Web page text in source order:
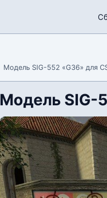
Модель SIG-552 «G36» для
Модель SIG-